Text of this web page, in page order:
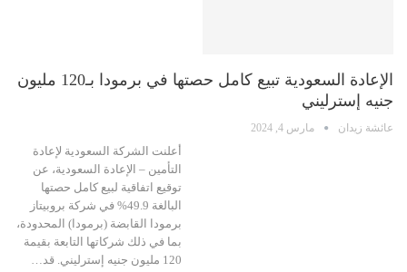
الإعادة السعودية تبيع كامل حصتها في برمودا بـ120 مليون
جنيه إسترليني
عائشة زيدان مارس 4, 2024
أعلنت الشركة السعودية لإعادة
التأمين – الإعادة السعودية، عن
توقيع اتفاقية لبيع كامل حصتها
البالغة 49.9% في شركة بروبيتاز
برمودا القابضة (برمودا) المحدودة،
بما في ذلك شركاتها التابعة بقيمة
120 مليون جنيه إسترليني. قد…